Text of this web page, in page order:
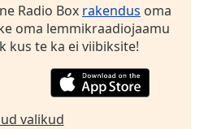
Radio Box rakendus oma
oma lemmikraadiojaamu
kus te ka ei viibiksite!
valikud